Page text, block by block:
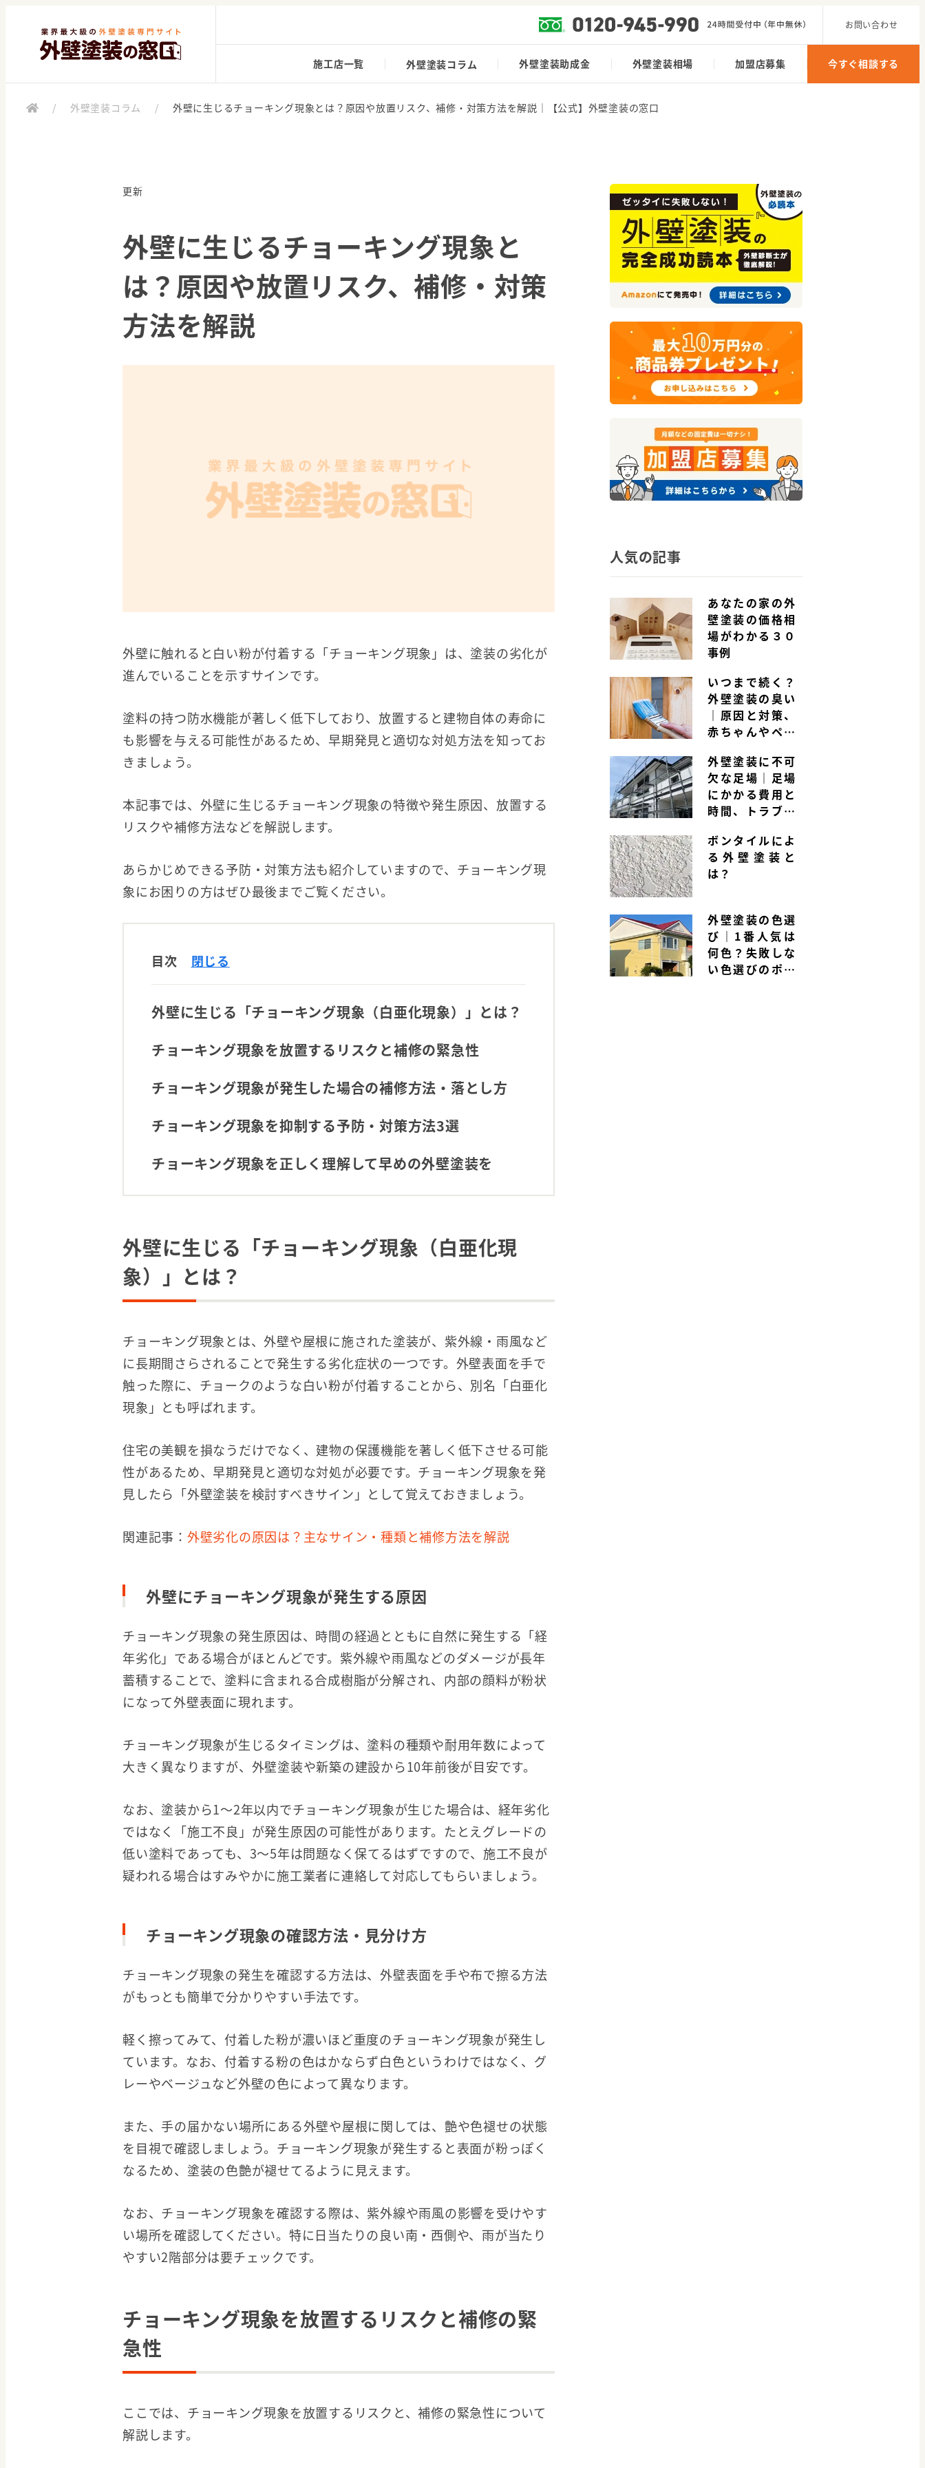
お問い合わせ
施工店一覧 外壁塗装コラム 外壁塗装助成金 外壁塗装相場 加盟店募集 今すぐ相談する
/ 外壁塗装コラム / 外壁に生じるチョーキング現象とは？原因や放置リスク、補修・対策方法を解説｜【公式】外壁塗装の窓口
更新
外壁に生じるチョーキング現象と
は？原因や放置リスク、補修・対策
方法を解説
外壁に触れると白い粉が付着する「チョーキング現象」は、塗装の劣化が
進んでいることを示すサインです。
塗料の持つ防水機能が著しく低下しており、放置すると建物自体の寿命に
も影響を与える可能性があるため、早期発見と適切な対処方法を知ってお
きましょう。
本記事では、外壁に生じるチョーキング現象の特徴や発生原因、放置する
リスクや補修方法などを解説します。
あらかじめできる予防・対策方法も紹介していますので、チョーキング現
象にお困りの方はぜひ最後までご覧ください。
目次 閉じる
外壁に生じる「チョーキング現象（白亜化現象）」とは？
チョーキング現象を放置するリスクと補修の緊急性
チョーキング現象が発生した場合の補修方法・落とし方
チョーキング現象を抑制する予防・対策方法3選
チョーキング現象を正しく理解して早めの外壁塗装を
外壁に生じる「チョーキング現象（白亜化現
象）」とは？
チョーキング現象とは、外壁や屋根に施された塗装が、紫外線・雨風など
に長期間さらされることで発生する劣化症状の一つです。外壁表面を手で
触った際に、チョークのような白い粉が付着することから、別名「白亜化
現象」とも呼ばれます。
住宅の美観を損なうだけでなく、建物の保護機能を著しく低下させる可能
性があるため、早期発見と適切な対処が必要です。チョーキング現象を発
見したら「外壁塗装を検討すべきサイン」として覚えておきましょう。
関連記事： 外壁劣化の原因は？主なサイン・種類と補修方法を解説
外壁にチョーキング現象が発生する原因
チョーキング現象の発生原因は、時間の経過とともに自然に発生する「経
年劣化」である場合がほとんどです。紫外線や雨風などのダメージが長年
蓄積することで、塗料に含まれる合成樹脂が分解され、内部の顔料が粉状
になって外壁表面に現れます。
チョーキング現象が生じるタイミングは、塗料の種類や耐用年数によって
大きく異なりますが、外壁塗装や新築の建設から10年前後が目安です。
なお、塗装から1〜2年以内でチョーキング現象が生じた場合は、経年劣化
ではなく「施工不良」が発生原因の可能性があります。たとえグレードの
低い塗料であっても、3〜5年は問題なく保てるはずですので、施工不良が
疑われる場合はすみやかに施工業者に連絡して対応してもらいましょう。
チョーキング現象の確認方法・見分け方
チョーキング現象の発生を確認する方法は、外壁表面を手や布で擦る方法
がもっとも簡単で分かりやすい手法です。
軽く擦ってみて、付着した粉が濃いほど重度のチョーキング現象が発生し
ています。なお、付着する粉の色はかならず白色というわけではなく、グ
レーやベージュなど外壁の色によって異なります。
また、手の届かない場所にある外壁や屋根に関しては、艶や色褪せの状態
を目視で確認しましょう。チョーキング現象が発生すると表面が粉っぽく
なるため、塗装の色艶が褪せてるように見えます。
なお、チョーキング現象を確認する際は、紫外線や雨風の影響を受けやす
い場所を確認してください。特に日当たりの良い南・西側や、雨が当たり
やすい2階部分は要チェックです。
チョーキング現象を放置するリスクと補修の緊
急性
ここでは、チョーキング現象を放置するリスクと、補修の緊急性について
解説します。
人気の記事
あなたの家の外
壁塗装の価格相
場がわかる３０
事例
いつまで続く？
外壁塗装の臭い
｜原因と対策、
赤ちゃんやペッ
外壁塗装に不可
欠な足場｜足場
にかかる費用と
時間、トラブル
ボンタイルによ
る外壁塗装と
は？
外壁塗装の色選
び｜1番人気は
何色？失敗しな
い色選びのポイ